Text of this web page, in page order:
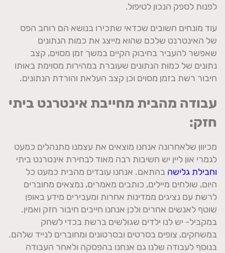
לפנות לספק הנכון לטיפול.
עוד מונחים חשובים שכדאי שתכירו בנושא הם רוחב הפס
של האינטרנט שלכם שהוא מייצג את כמות הנתונים
שאפשר להעביר בחיבוק הקיים במשך זמן מסוים, קצב
נתונים של כמות הנתונים שעוברת במהירות מסוימת באותו
חיבור רשת בזמן מסוים וכן קצב העלאת והורדת הנתונים.
עבודה מהבית מחייבת אינטרנט ביתי
חזק:
מכיוון שלאחרונה אנחנו מוצאים את עצמנו מתנהלים כמעט
לגמרי און ליין יש חשיבות רבה מאוד לבחירת אינטרנט ביתי
וחבילת גלישה בהתאם. אנחנו עובדים מהבית כמעט כל
היום, שולחים מיילים, כותבים מאמרים, נמצאים מחוברים
לרשת עם נציגים ממדינות אחרות ומעבירים מידע באופן
שוטף לאנשים אחרים ולכן אנחנו חייבים חיבור חזק ואמין.
במקביל- יש לנו ילדים שגולשים ברשת בכדי לשחק
במשחקים, צופים בסרטים ובסרטונים ומחוברים לנייד שלהם.
בנוסף לעבודה שלנו גם אנחנו בהפסקה ולאחר העבודה